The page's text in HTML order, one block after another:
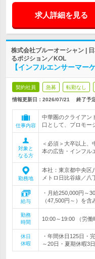
求人詳細を見る
株式会社ブルーオーシャン |
るポジション／KOL
【インフルエンサーマー
契約社員 急募 転勤なし
情報更新日：2026/07/21 終了予
仕事内容
中華圏のクライアン
口として、プロモー
対象と
なる方
＜必須＞大卒以上、
本の広告・インフル
勤務地
本社：東京都中央
メトロ日比谷線／八
給与
・月給250,000円～
（47,500円～）を
勤務
時間
10:00～19:00 （労
休日
休暇
・年間休日125日・
～20日・夏期休暇3